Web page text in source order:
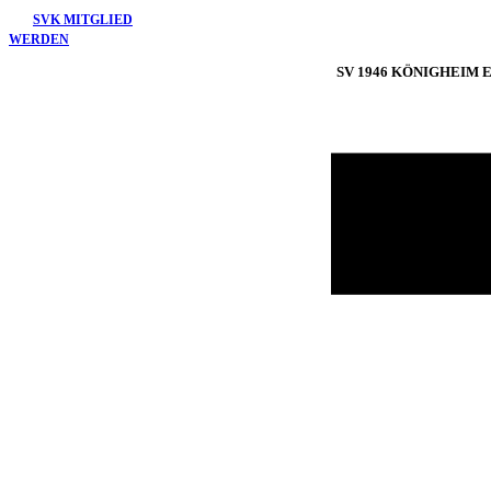
Skip
to
SVK MITGLIED
WERDEN
SV 1946 KÖNIGHEIM